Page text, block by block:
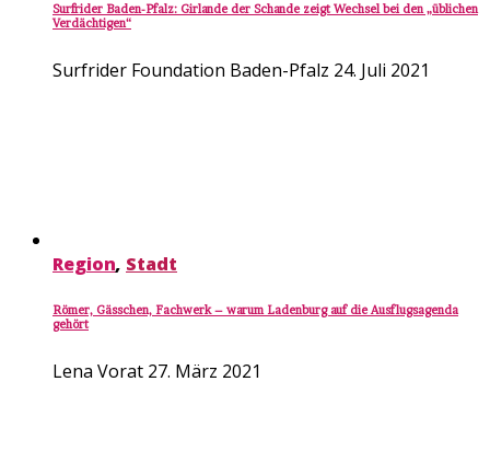
Surfrider Baden-Pfalz: Girlande der Schande zeigt Wechsel bei den „üblichen
Verdächtigen“
Surfrider Foundation Baden-Pfalz 24. Juli 2021
Region, Stadt
Römer, Gässchen, Fachwerk – warum Ladenburg auf die Ausflugsagenda
gehört
Lena Vorat 27. März 2021